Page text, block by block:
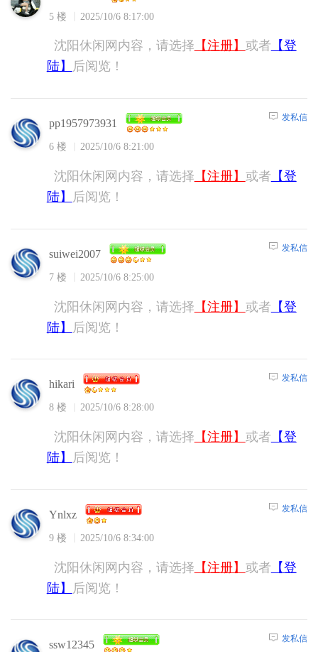
5 楼 2025/10/6 8:17:00
沈阳休闲网内容，请选择 【注册】 或者 【登
陆】
后阅览！
pp1957973931
6 楼 2025/10/6 8:21:00
发私信
沈阳休闲网内容，请选择 【注册】 或者 【登
陆】
后阅览！
suiwei2007
7 楼 2025/10/6 8:25:00
发私信
沈阳休闲网内容，请选择 【注册】 或者 【登
陆】
后阅览！
hikari
8 楼 2025/10/6 8:28:00
发私信
沈阳休闲网内容，请选择 【注册】 或者 【登
陆】
后阅览！
Ynlxz
9 楼 2025/10/6 8:34:00
发私信
沈阳休闲网内容，请选择 【注册】 或者 【登
陆】
后阅览！
ssw12345 发私信